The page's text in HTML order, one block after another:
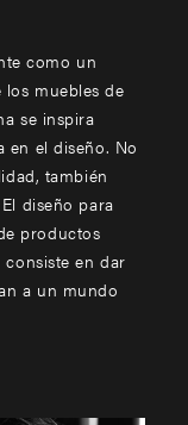
como un
muebles de
se inspira
en el diseño. No
también
diseño para
productos
en dar
a un mundo